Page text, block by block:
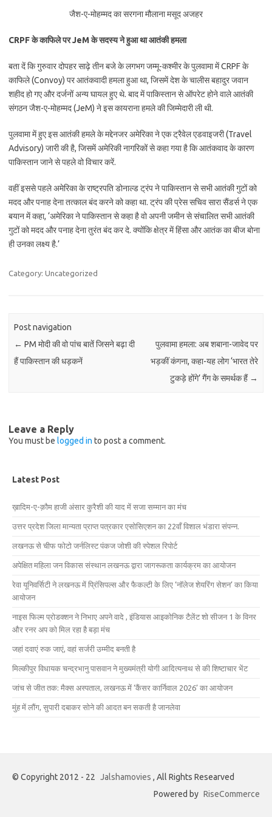
जैश-ए-मोहम्मद का सरगना मौलाना मसूद अजहर
CRPF के काफिले पर JeM के सदस्य ने हुआ था आतंकी हमला
बता दें कि गुरुवार दोपहर साढ़े तीन बजे के लगभग जम्मू-कश्मीर के पुलवामा में CRPF के
काफिले (Convoy) पर आतंकवादी हमला हुआ था, जिसमें देश के चालीस बहादुर जवान
शहीद हो गए और दर्जनों अन्य घायल हुए थे. बाद में पाकिस्तान से ऑपरेट होने वाले आतंकी
संगठन जैश-ए-मोहम्मद (JeM) ने इस कायराना हमले की जिम्मेदारी ली थी.
पुलवामा में हुए इस आतंकी हमले के मद्देनजर अमेरिका ने एक ट्रैवेल एडवाइजरी (Travel
Advisory) जारी की है, जिसमें अमेरिकी नागरिकों से कहा गया है कि आतंकवाद के कारण
पाकिस्तान जाने से पहले वो विचार करें.
वहीं इससे पहले अमेरिका के राष्ट्रपति डोनाल्ड ट्रंप ने पाकिस्तान से सभी आतंकी गुटों को
मदद और पनाह देना तत्काल बंद करने को कहा था. ट्रंप की प्रेस सचिव सारा सैंडर्स ने एक
बयान में कहा, ‘अमेरिका ने पाकिस्तान से कहा है वो अपनी जमीन से संचालित सभी आतंकी
गुटों को मदद और पनाह देना तुरंत बंद कर दे. क्योंकि क्षेत्र में हिंसा और आतंक का बीज बोना
ही उनका लक्ष्य है.’
Category: Uncategorized
Post navigation
← PM मोदी की वो पांच बातें जिसने बढ़ा दी
हैं पाकिस्तान की धड़कनें
पुलवामा हमला: अब शबाना-जावेद पर
भड़कीं कंगना, कहा-यह लोग ‘भारत तेरे
टुकड़े होंगे’ गैंग के समर्थक हैं →
Leave a Reply
You must be logged in to post a comment.
Latest Post
ख़ादिम-ए-क़ौम हाजी अंसार कुरैशी की याद में सजा सम्मान का मंच
उत्तर प्रदेश जिला मान्यता प्राप्त पत्रकार एसोसिएशन का 22वाँ विशाल भंडारा संपन्न.
लखनऊ से चीफ फोटो जर्नलिस्ट पंकज जोशी की स्पेशल रिपोर्ट
अपेक्षित महिला जन विकास संस्थान लखनऊ द्वारा जागरूकता कार्यक्रम का आयोजन
रेवा यूनिवर्सिटी ने लखनऊ में प्रिंसिपल्स और फैकल्टी के लिए ‘नॉलेज शेयरिंग सेशन’ का किया
आयोजन
नाइस फिल्म प्रोडक्शन ने निभाए अपने वादे , इंडियास आइकोनिक टैलेंट शो सीजन 1 के विनर
और रनर अप को मिल रहा है बड़ा मंच
जहां दवाएं रुक जाएं, वहां सर्जरी उम्मीद बनती है
मिल्कीपुर विधायक चन्द्रभानु पासवान ने मुख्यमंत्री योगी आदित्यनाथ से की शिष्टाचार भेंट
जांच से जीत तक: मैक्स अस्पताल, लखनऊ में ‘कैंसर कार्निवाल 2026’ का आयोजन
मुंह में लौंग, सुपारी दबाकर सोने की आदत बन सकती है जानलेवा
© Copyright 2012 - 22 Jalshamovies , All Rights Researved
Powered by RiseCommerce